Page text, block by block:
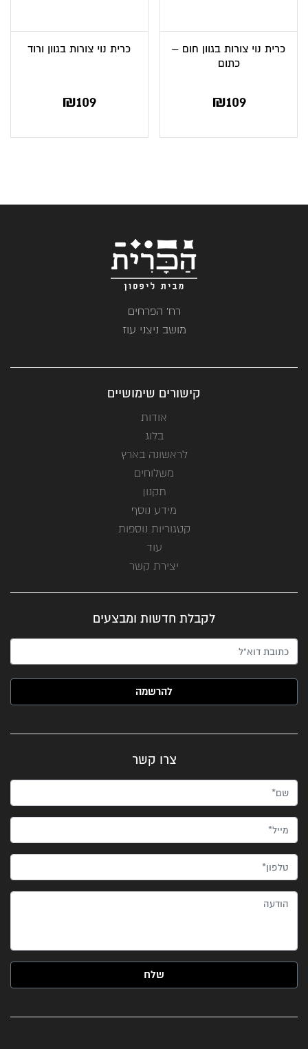
כרית נוי צורות בגוון חום –
כתום
₪109
כרית נוי צורות בגוון ורוד
₪109
רח' הפרחים
מושב ניצני עוז
קישורים שימושיים
אודות
בלוג
לראשונה בארץ
משלוחים
תקנון
מידע נוסף
קטגוריות נוספות
עוד
יצירת קשר
לקבלת חדשות ומבצעים
האימייל שלך (חובה)
צרו קשר